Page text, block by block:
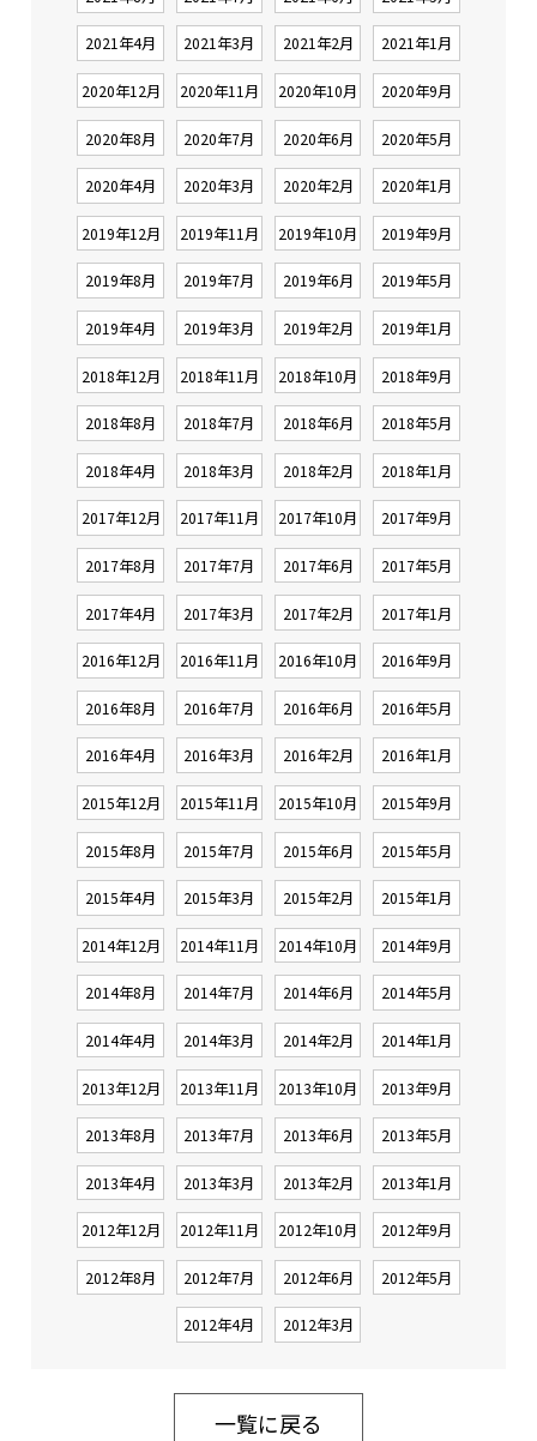
2021年4月 2021年3月 2021年2月 2021年1月
2020年12月 2020年11月 2020年10月 2020年9月
2020年8月 2020年7月 2020年6月 2020年5月
2020年4月 2020年3月 2020年2月 2020年1月
2019年12月 2019年11月 2019年10月 2019年9月
2019年8月 2019年7月 2019年6月 2019年5月
2019年4月 2019年3月 2019年2月 2019年1月
2018年12月 2018年11月 2018年10月 2018年9月
2018年8月 2018年7月 2018年6月 2018年5月
2018年4月 2018年3月 2018年2月 2018年1月
2017年12月 2017年11月 2017年10月 2017年9月
2017年8月 2017年7月 2017年6月 2017年5月
2017年4月 2017年3月 2017年2月 2017年1月
2016年12月 2016年11月 2016年10月 2016年9月
2016年8月 2016年7月 2016年6月 2016年5月
2016年4月 2016年3月 2016年2月 2016年1月
2015年12月 2015年11月 2015年10月 2015年9月
2015年8月 2015年7月 2015年6月 2015年5月
2015年4月 2015年3月 2015年2月 2015年1月
2014年12月 2014年11月 2014年10月 2014年9月
2014年8月 2014年7月 2014年6月 2014年5月
2014年4月 2014年3月 2014年2月 2014年1月
2013年12月 2013年11月 2013年10月 2013年9月
2013年8月 2013年7月 2013年6月 2013年5月
2013年4月 2013年3月 2013年2月 2013年1月
2012年12月 2012年11月 2012年10月 2012年9月
2012年8月 2012年7月 2012年6月 2012年5月
2012年4月 2012年3月
一覧に戻る